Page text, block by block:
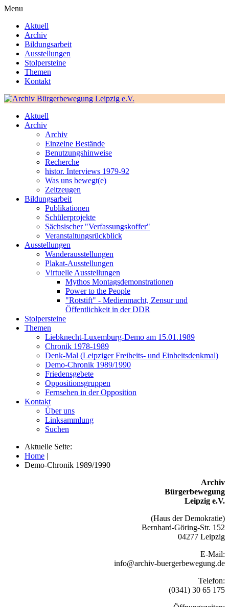
Menu
Aktuell
Archiv
Bildungsarbeit
Ausstellungen
Stolpersteine
Themen
Kontakt
Aktuell
Archiv
Archiv
Einzelne Bestände
Benutzungshinweise
Recherche
histor. Interviews 1979-92
Was uns bewegt(e)
Zeitzeugen
Bildungsarbeit
Publikationen
Schülerprojekte
Sächsischer "Verfassungskoffer"
Veranstaltungsrückblick
Ausstellungen
Wanderausstellungen
Plakat-Ausstellungen
Virtuelle Ausstellungen
Mythos Montagsdemonstrationen
Power to the People
"Rotstift" - Medienmacht, Zensur und
Öffentlichkeit in der DDR
Stolpersteine
Themen
Liebknecht-Luxemburg-Demo am 15.01.1989
Chronik 1978-1989
Denk-Mal (Leipziger Freiheits- und Einheitsdenkmal)
Demo-Chronik 1989/1990
Friedensgebete
Oppositionsgruppen
Fernsehen in der Opposition
Kontakt
Über uns
Linksammlung
Suchen
Aktuelle Seite:
Home |
Demo-Chronik 1989/1990
Archiv
Bürgerbewegung
Leipzig e.V.
(Haus der Demokratie)
Bernhard-Göring-Str. 152
04277 Leipzig
E-Mail:
info@archiv-buergerbewegung.de
Telefon:
(0341) 30 65 175